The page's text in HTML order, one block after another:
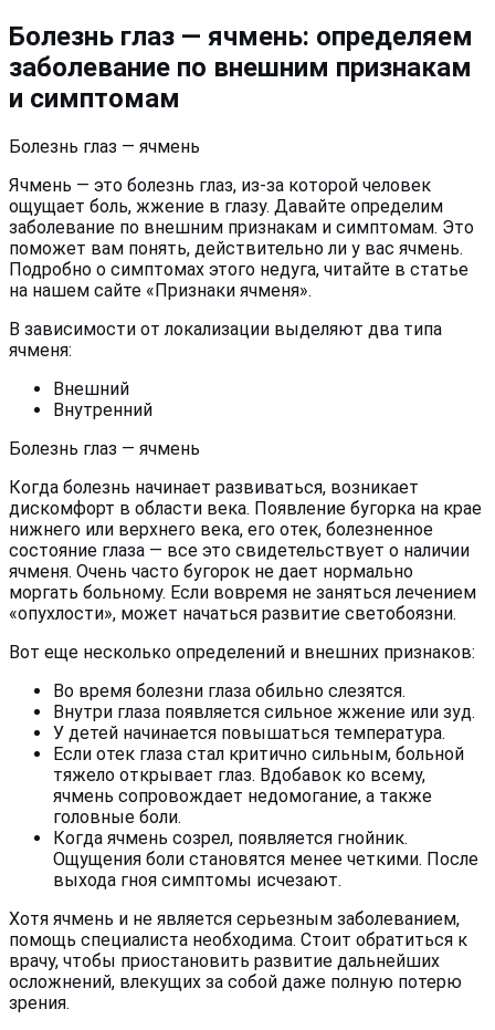
Болезнь глаз — ячмень: определяем
заболевание по внешним признакам
и симптомам
Болезнь глаз — ячмень
Ячмень — это болезнь глаз, из-за которой человек
ощущает боль, жжение в глазу. Давайте определим
заболевание по внешним признакам и симптомам. Это
поможет вам понять, действительно ли у вас ячмень.
Подробно о симптомах этого недуга, читайте в статье
на нашем сайте «Признаки ячменя».
В зависимости от локализации выделяют два типа
ячменя:
Внешний
Внутренний
Болезнь глаз — ячмень
Когда болезнь начинает развиваться, возникает
дискомфорт в области века. Появление бугорка на крае
нижнего или верхнего века, его отек, болезненное
состояние глаза — все это свидетельствует о наличии
ячменя. Очень часто бугорок не дает нормально
моргать больному. Если вовремя не заняться лечением
«опухлости», может начаться развитие светобоязни.
Вот еще несколько определений и внешних признаков:
Во время болезни глаза обильно слезятся.
Внутри глаза появляется сильное жжение или зуд.
У детей начинается повышаться температура.
Если отек глаза стал критично сильным, больной
тяжело открывает глаз. Вдобавок ко всему,
ячмень сопровождает недомогание, а также
головные боли.
Когда ячмень созрел, появляется гнойник.
Ощущения боли становятся менее четкими. После
выхода гноя симптомы исчезают.
Хотя ячмень и не является серьезным заболеванием,
помощь специалиста необходима. Стоит обратиться к
врачу, чтобы приостановить развитие дальнейших
осложнений, влекущих за собой даже полную потерю
зрения.